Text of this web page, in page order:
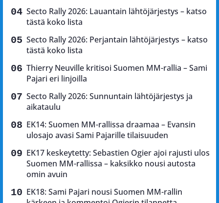
Secto Rally 2026: Lauantain lähtöjärjestys – katso
tästä koko lista
Secto Rally 2026: Perjantain lähtöjärjestys – katso
tästä koko lista
Thierry Neuville kritisoi Suomen MM-rallia – Sami
Pajari eri linjoilla
Secto Rally 2026: Sunnuntain lähtöjärjestys ja
aikataulu
EK14: Suomen MM-rallissa draamaa – Evansin
ulosajo avasi Sami Pajarille tilaisuuden
EK17 keskeytetty: Sebastien Ogier ajoi rajusti ulos
Suomen MM-rallissa – kaksikko nousi autosta
omin avuin
EK18: Sami Pajari nousi Suomen MM-rallin